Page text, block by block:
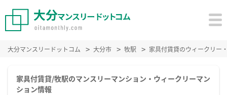
大分マンスリードットコム 大分市 牧駅 家具付賃貸のウィークリー
家具付賃貸/牧駅のマンスリーマンション・ウィークリーマン
ション情報